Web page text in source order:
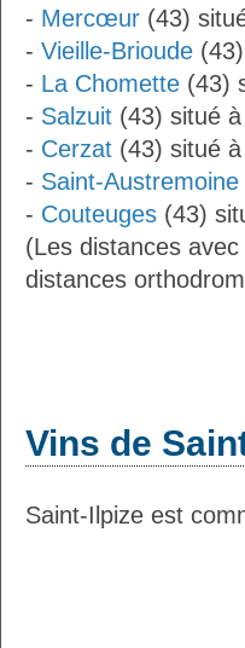
- Mercœur (43)
- Vieille-Brioude
- La Chomette (43)
- Salzuit (43) situé
- Cerzat (43) situé
- Saint-Austremoine
- Couteuges (43)
(Les distances
distances
Vins de
Saint-Ilpize est